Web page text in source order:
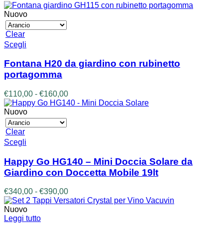
€610,00
Nuovo
Clear
Scegli
ha
più
varianti.
Le
opzioni
possono
essere
scelte
prodotto
Fontana H20 da giardino con rubinetto
portagomma
€110,00 - €160,00Fascia
di
Nuovo
Clear
Scegli
ha
più
varianti.
Le
opzioni
possono
essere
scelte
Happy Go HG140 – Mini Doccia Solare da
Giardino con Doccetta Mobile 19lt
€340,00 - €390,00Fascia
di
Nuovo
Leggi tutto